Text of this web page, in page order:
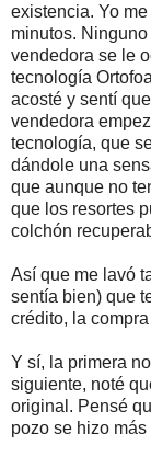
existencia. Yo
minutos.
vendedora se le
tecnología
acosté y sentí
vendedora
tecnología, que
dándole una
que aunque no
que los resortes
colchón
Así que me lavó
sentía bien) que
crédito, la
Y sí, la primera
siguiente, noté
original. Pensé
pozo se hizo